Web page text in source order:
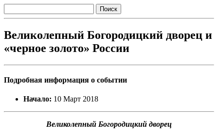
Великолепный Богородицкий дворец и
«черное золото» России
Подробная информация о событии
Начало: 10 Март 2018
Великолепный Богородицкий дворец